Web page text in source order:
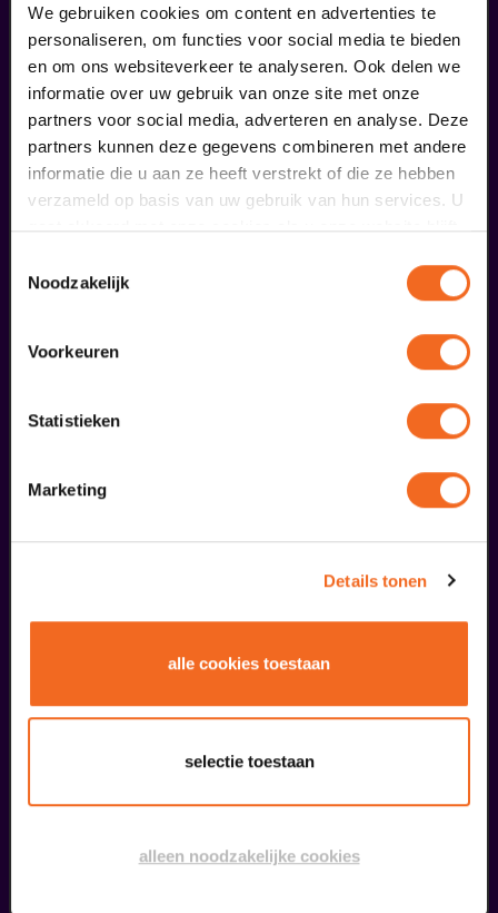
We gebruiken cookies om content en advertenties te
personaliseren, om functies voor social media te bieden
en om ons websiteverkeer te analyseren. Ook delen we
informatie over uw gebruik van onze site met onze
partners voor social media, adverteren en analyse. Deze
partners kunnen deze gegevens combineren met andere
informatie die u aan ze heeft verstrekt of die ze hebben
verzameld op basis van uw gebruik van hun services. U
gaat akkoord met onze cookies als u onze website blijft
Noodzakelijk
Voorkeuren
Statistieken
Marketing
Details tonen
alle cookies toestaan
selectie toestaan
alleen noodzakelijke cookies
€ 39,50
liefhebbers bestelden ook...
reprise
24
v.a. € 39,50| Musical